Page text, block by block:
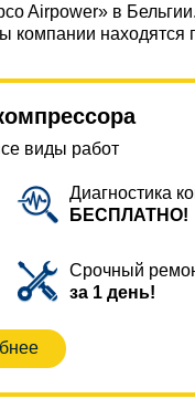
Airpower» в
компании находятся
виды работ
Диагностика
БЕСПЛАТНО!
Срочный
за 1 день!